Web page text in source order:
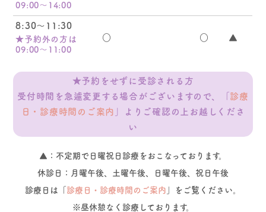
09:00～14:00
8:30～11:30
★予約外の方は
09:00～11:00
○ ○ ▲
★予約をせずに受診される方
受付時間を急遽変更する場合がございますので、
診療
日・診療時間のご案内
」よりご確認の上お越しくださ
い
▲：不定期で日曜祝日診療をおこなっております。
休診日：月曜午後、土曜午後、日曜午後、祝日午後
診療日は「 診療日・診療時間のご案内 」をご覧ください。
※昼休憩なく診療しております。